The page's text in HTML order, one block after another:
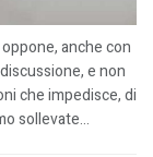
anche con
e non
che impedisce, di
sollevate...